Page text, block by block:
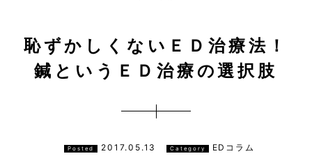
恥ずかしくないＥＤ治療法！
鍼というＥＤ治療の選択肢
Posted 2017.05.13 Category EDコラム